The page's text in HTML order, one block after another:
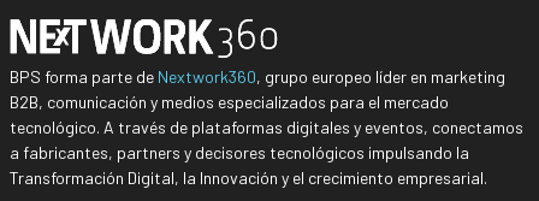
BPS forma parte de Nextwork360, grupo europeo líder en marketing
B2B, comunicación y medios especializados para el mercado
tecnológico. A través de plataformas digitales y eventos, conectamos
a fabricantes, partners y decisores tecnológicos impulsando la
Transformación Digital, la Innovación y el crecimiento empresarial.